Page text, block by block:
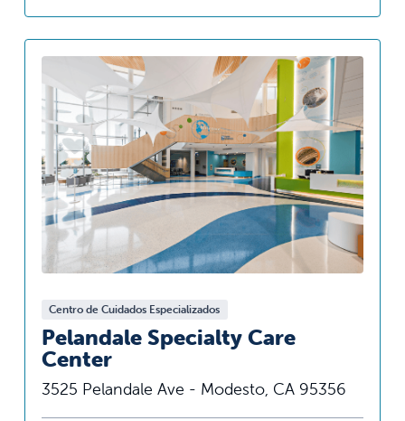
Centro de Cuidados Especializados
Pelandale Specialty Care
Center
3525 Pelandale Ave - Modesto, CA 95356